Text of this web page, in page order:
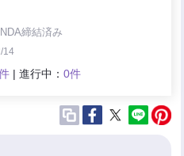
NDA締結済み
14
| 進行中：0件